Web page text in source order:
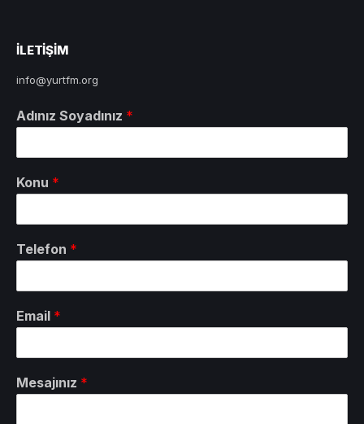
ILETIŞIM
info@yurtfm.org
Adınız Soyadınız *
Konu *
Telefon *
Email *
Mesajınız *